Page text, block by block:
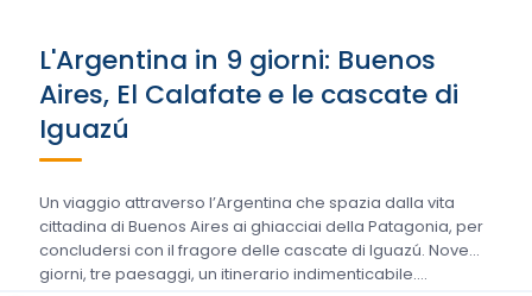
L'Argentina in 9 giorni: Buenos
Aires, El Calafate e le cascate di
Iguazú
Un viaggio attraverso l’Argentina che spazia dalla vita
cittadina di Buenos Aires ai ghiacciai della Patagonia, per
concludersi con il fragore delle cascate di Iguazú. Nove
giorni, tre paesaggi, un itinerario indimenticabile….